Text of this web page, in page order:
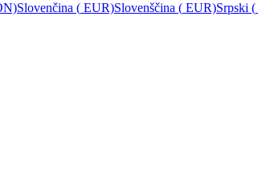
Slovenčina ( EUR)Slovenščina ( EUR)Srpski (